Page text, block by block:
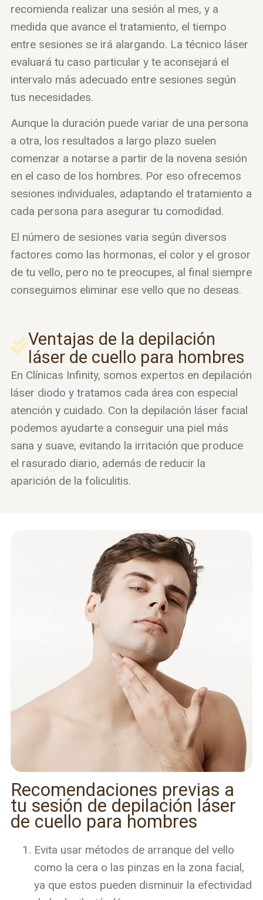
recomienda realizar una sesión al mes, y a
medida que avance el tratamiento, el tiempo
entre sesiones se irá alargando. La técnico láser
evaluará tu caso particular y te aconsejará el
intervalo más adecuado entre sesiones según
tus necesidades.
Aunque la duración puede variar de una persona
a otra, los resultados a largo plazo suelen
comenzar a notarse a partir de la novena sesión
en el caso de los hombres. Por eso ofrecemos
sesiones individuales, adaptando el tratamiento a
cada persona para asegurar tu comodidad.
El número de sesiones varia según diversos
factores como las hormonas, el color y el grosor
de tu vello, pero no te preocupes, al final siempre
conseguimos eliminar ese vello que no deseas.
Ventajas de la depilación
láser de cuello para hombres
En Clínicas Infinity, somos expertos en depilación
láser diodo y tratamos cada área con especial
atención y cuidado. Con la depilación láser facial
podemos ayudarte a conseguir una piel más
sana y suave, evitando la irritación que produce
el rasurado diario, además de reducir la
aparición de la foliculitis.
Recomendaciones previas a
tu sesión de depilación láser
de cuello para hombres
Evita usar métodos de arranque del vello
como la cera o las pinzas en la zona facial,
ya que estos pueden disminuir la efectividad